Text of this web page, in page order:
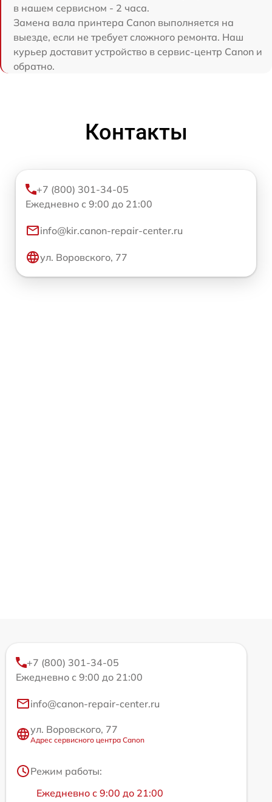
в нашем сервисном - 2 часа.
Замена вала принтера Canon выполняется на
выезде, если не требует сложного ремонта. Наш
курьер доставит устройство в сервис-центр Canon и
обратно.
Контакты
+7 (800) 301-34-05
Ежедневно с 9:00 до 21:00
info@kir.canon-repair-center.ru
ул. Воровского, 77
+7 (800) 301-34-05
Ежедневно с 9:00 до 21:00
info@canon-repair-center.ru
ул. Воровского, 77
Адрес сервисного центра Canon
Режим работы:
Ежедневно с 9:00 до 21:00